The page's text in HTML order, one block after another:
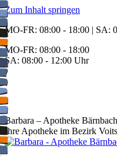
Zum Inhalt springen
MO-FR: 08:00 - 18:00 | SA:
MO-FR: 08:00 - 18:00
SA: 08:00 - 12:00 Uhr
BEREITSCHAFT
+43 3142 62553
Barbara – Apotheke Bärnbach
Ihre Apotheke im Bezirk